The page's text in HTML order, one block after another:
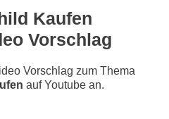
Kaufen
Vorschlag
Vorschlag zum Thema
auf Youtube an.